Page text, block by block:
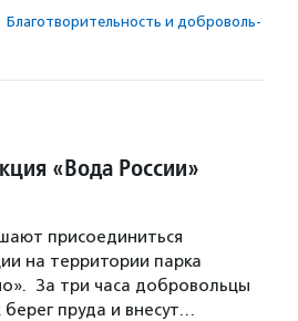
Благотвори­тель­ность и доброволь­
«Вода России»
присоединиться
на территории парка
За три часа добровольцы
пруда и внесут…